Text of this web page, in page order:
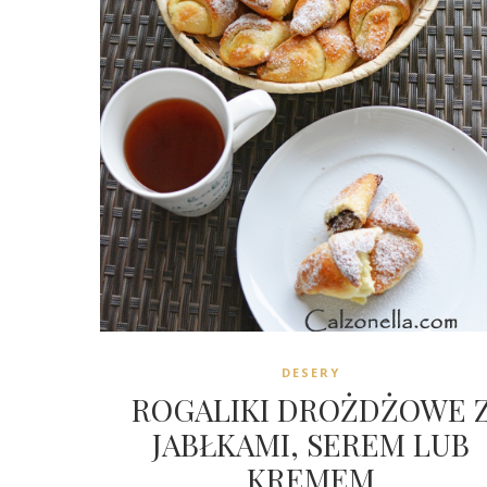
DESERY
ROGALIKI DROŻDŻOWE
JABŁKAMI, SEREM LUB
KREMEM